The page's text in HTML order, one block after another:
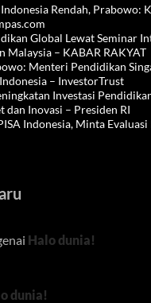
Rendah, Prabowo:
Global Lewat Seminar
Malaysia – KABAR RAKYAT
Menteri Pendidikan
– InvestorTrust
Investasi
Inovasi – Presiden RI
Indonesia, Minta
Halo dunia!
dunia!